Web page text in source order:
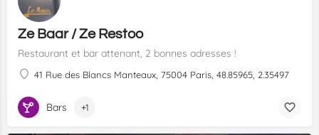
Ze Baar / Ze Restoo
Restaurant et bar attenant, 2 bonnes adresses !
41 Rue des Blancs Manteaux, 75004 Paris, 48.85965, 2.35497
Bars +1